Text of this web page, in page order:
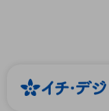
一宮市公